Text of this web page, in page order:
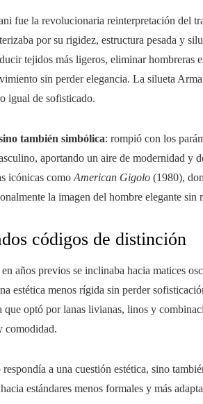
fue la revolucionaria reinterpretación del
por su rigidez, estructura pesada y
tejidos más ligeros, eliminar hombreras
sin perder elegancia. La silueta
igual de sofisticado.
también simbólica: rompió con los
aportando un aire de modernidad y
icónicas como American Gigolo (1980),
la imagen del hombre elegante sin
códigos de distinción
años previos se inclinaba hacia matices
estética menos rígida sin perder
optó por lanas livianas, linos y
comodidad.
a una cuestión estética, sino
estándares menos formales y más